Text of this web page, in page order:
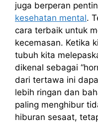
juga berperan
kesehatan mental.
cara terbaik untuk
kecemasan. Ketika
tubuh kita
dikenal sebagai
dari tertawa ini
lebih ringan dan
paling menghibur
hiburan sesaat,